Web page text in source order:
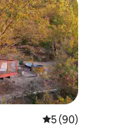
คะแนนเฉลี่ย 5 จาก
5 (90)